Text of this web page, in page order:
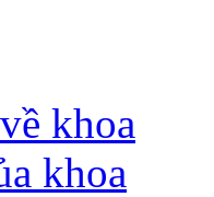
khoa
khoa